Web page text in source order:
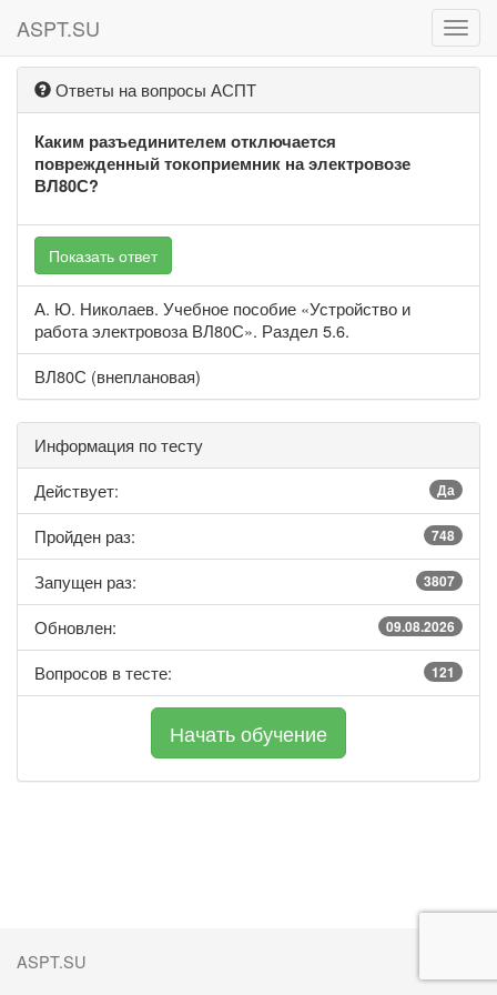
ASPT.SU
Ответы на вопросы АСПТ
Каким разъединителем отключается
поврежденный токоприемник на электровозе
ВЛ80С?
Показать ответ
А. Ю. Николаев. Учебное пособие «Устройство и
работа электровоза ВЛ80С». Раздел 5.6.
ВЛ80С (внеплановая)
Информация по тесту
Действует:
Да
Пройден раз: 748
Запущен раз: 3807
Обновлен: 09.08.2026
Вопросов в тесте: 121
ASPT.SU